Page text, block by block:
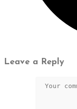
Leave a Reply